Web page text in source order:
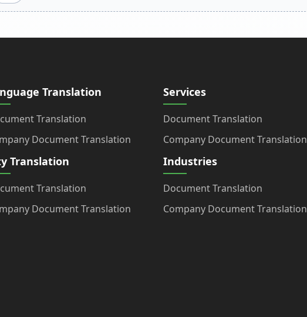
Translation
Translation
Document Translation
Translation
Translation
Document Translation
Services
Document Translation
Company Document Translation
Industries
Document Translation
Company Document Translation